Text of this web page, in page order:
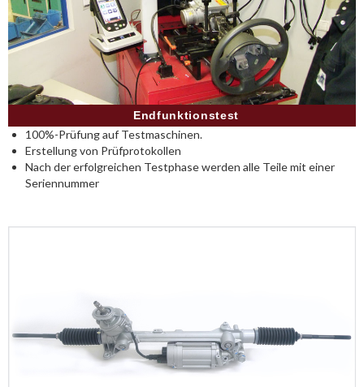
Endfunktionstest
100%-Prüfung auf Testmaschinen.
Erstellung von Prüfprotokollen
Nach der erfolgreichen Testphase werden alle Teile mit einer
Seriennummer